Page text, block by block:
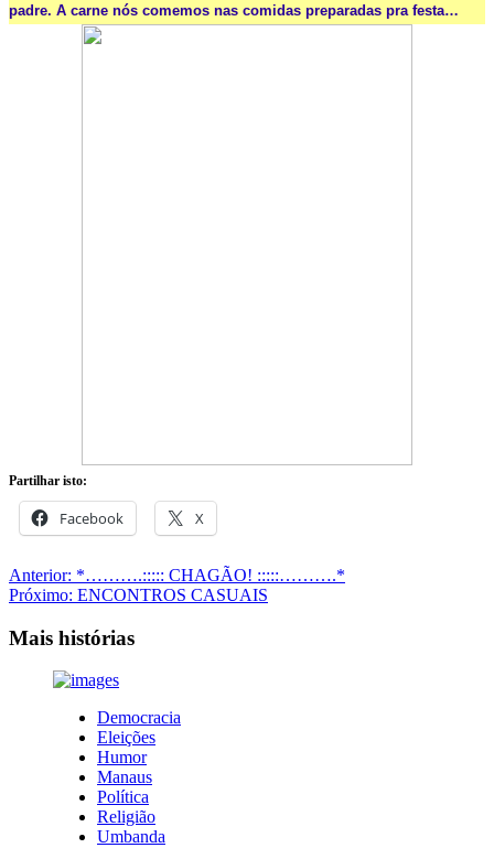
padre. A carne nós comemos nas comidas preparadas pra festa…
Partilhar isto:
Facebook X
Navegação
de
artigos
Anterior: *……….::::: CHAGÃO! :::::……….*
Próximo: ENCONTROS CASUAIS
Mais histórias
Democracia
Eleições
Humor
Manaus
Política
Religião
Umbanda